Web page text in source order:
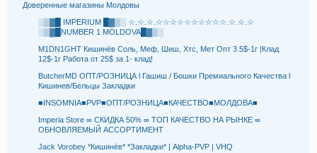
Доверенные магазины Молдовы
░▒▓█ IMPERIUM █▓▒░ ☆.☆.☆.☆☆☆☆☆☆☆☆☆☆.☆.☆.☆
░▒▓█NUMBER 1 MOLDOVA█▓▒░
M1DN1GHT Кишинёв Соль, Меф, Шиш, Хтс, Мет Опт 3.5$-1г |Клад
12$-1г Работа от 25$ за 1- клад!
ButcherMD ОПТ/РОЗНИЦА l Гашиш / Бошки Премиального Качества l
Кишинев/Бельцы Закладки
■INSOMNIA■PVP■ОПТ/РОЗНИЦА■КАЧЕСТВО■МОЛДОВА■
Imperia Store ∞ СКИДКА 50% ∞ ТОП КАЧЕСТВО НА РЫНКЕ ∞
ОБНОВЛЯЕМЫЙ АССОРТИМЕНТ
Jack Vorobey *Кишинёв* *Закладки* | Alpha-PVP | VHQ